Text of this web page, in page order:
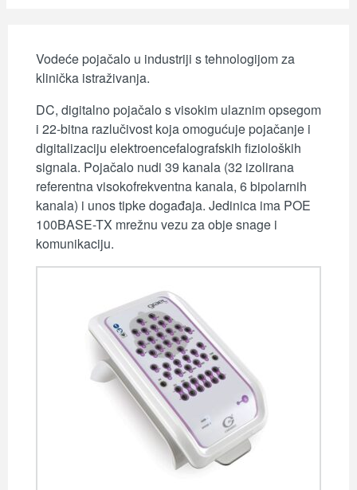
Vodeće pojačalo u industriji s tehnologijom za
klinička istraživanja.
DC, digitalno pojačalo s visokim ulaznim opsegom
i 22-bitna razlučivost koja omogućuje pojačanje i
digitalizaciju elektroencefalografskih fizioloških
signala. Pojačalo nudi 39 kanala (32 izolirana
referentna visokofrekventna kanala, 6 bipolarnih
kanala) i unos tipke događaja. Jedinica ima POE
100BASE-TX mrežnu vezu za obje snage i
komunikaciju.